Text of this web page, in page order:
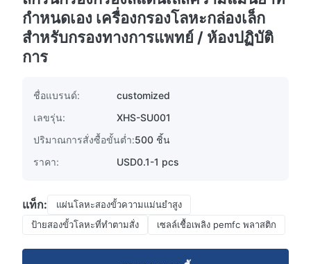
กําหนดเอง เครื่องกรองโลหะกล่องเล็ก
สําหรับกรองทางการแพทย์ / ห้องปฏิบัติ
การ
ชื่อแบรนด์:
customized
เลขรุ่น:
XHS-SU001
ปริมาณการสั่งซื้อขั้นต่ำ:500 ชิ้น
ราคา:
USD0.1-1 pcs
แท็ก:
แผ่นโลหะสองขั้วความแม่นยําสูง
ป้ายสองขั้วโลหะที่ทําตามสั่ง
เซลล์เชื้อเพลิง pemfc พลาสติก